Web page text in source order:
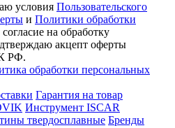
условия Пользовательского
и Политики обработки
на обработку
акцепт оферты
РФ.
обработки персональных
Гарантия на товар
Инструмент ISCAR
твердосплавные Бренды